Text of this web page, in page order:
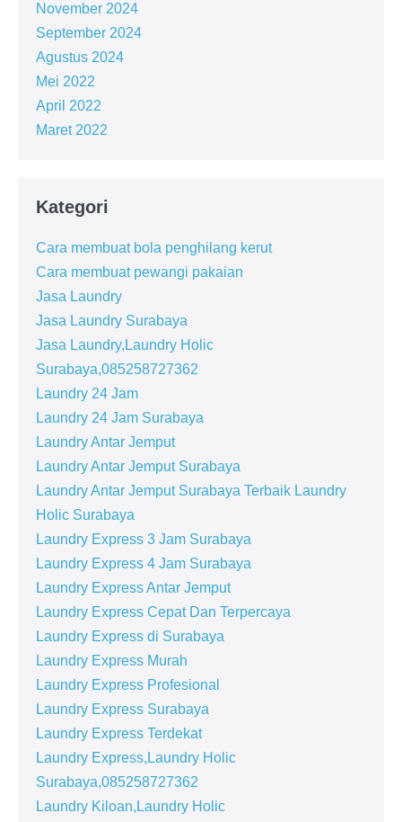
November 2024
September 2024
Agustus 2024
Mei 2022
April 2022
Maret 2022
Kategori
Cara membuat bola penghilang kerut
Cara membuat pewangi pakaian
Jasa Laundry
Jasa Laundry Surabaya
Jasa Laundry,Laundry Holic
Surabaya,085258727362
Laundry 24 Jam
Laundry 24 Jam Surabaya
Laundry Antar Jemput
Laundry Antar Jemput Surabaya
Laundry Antar Jemput Surabaya Terbaik Laundry
Holic Surabaya
Laundry Express 3 Jam Surabaya
Laundry Express 4 Jam Surabaya
Laundry Express Antar Jemput
Laundry Express Cepat Dan Terpercaya
Laundry Express di Surabaya
Laundry Express Murah
Laundry Express Profesional
Laundry Express Surabaya
Laundry Express Terdekat
Laundry Express,Laundry Holic
Surabaya,085258727362
Laundry Kiloan,Laundry Holic